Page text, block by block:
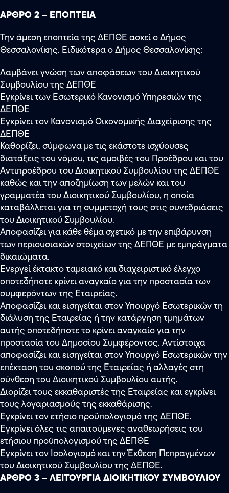
ΑΡΘΡΟ 2 – ΕΠΟΠΤΕΙΑ
Την άμεση εποπτεία της ΔΕΠΘΕ ασκεί ο Δήμος
Θεσσαλονίκης. Ειδικότερα ο Δήμος Θεσσαλονίκης:
Λαμβάνει γνώση των αποφάσεων του Διοικητικού
Συμβουλίου της ΔΕΠΘΕ
Εγκρίνει των Εσωτερικό Κανονισμό Υπηρεσιών της
ΔΕΠΘΕ
Εγκρίνει τον Κανονισμό Οικονομικής Διαχείρισης της
ΔΕΠΘΕ
Καθορίζει, σύμφωνα με τις εκάστοτε ισχύουσες
διατάξεις του νόμου, τις αμοιβές του Προέδρου και του
Αντιπροέδρου του Διοικητικού Συμβουλίου της ΔΕΠΘΕ
καθώς και την αποζημίωση των μελών και του
γραμματέα του Διοικητικού Συμβουλίου, η οποία
καταβάλλεται για τη συμμετοχή τους στις συνεδριάσεις
του Διοικητικού Συμβουλίου.
Αποφασίζει για κάθε θέμα σχετικό με την επιβάρυνση
των περιουσιακών στοιχείων της ΔΕΠΘΕ με εμπράγματα
δικαιώματα.
Ενεργεί έκτακτο ταμειακό και διαχειριστικό έλεγχο
οποτεδήποτε κρίνει αναγκαίο για την προστασία των
συμφερόντων της Εταιρείας.
Αποφασίζει και εισηγείται στον Υπουργό Εσωτερικών τη
διάλυση της Εταιρείας ή την κατάργηση τμημάτων
αυτής οποτεδήποτε το κρίνει αναγκαίο για την
προστασία του Δημοσίου Συμφέροντος. Αντίστοιχα
αποφασίζει και εισηγείται στον Υπουργό Εσωτερικών την
επέκταση του σκοπού της Εταιρείας ή αλλαγές στη
σύνθεση του Διοικητικού Συμβουλίου αυτής.
Διορίζει τους εκκαθαριστές της Εταιρείας και εγκρίνει
τους λογαριασμούς της εκκαθάρισης.
Εγκρίνει τον ετήσιο προϋπολογισμό της ΔΕΠΘΕ.
Εγκρίνει όλες τις απαιτούμενες αναθεωρήσεις του
ετήσιου προϋπολογισμού της ΔΕΠΘΕ
Εγκρίνει τον Ισολογισμό και την Έκθεση Πεπραγμένων
του Διοικητικού Συμβουλίου της ΔΕΠΘΕ.
ΑΡΘΡΟ 3 – ΛΕΙΤΟΥΡΓΙΑ ΔΙΟΙΚΗΤΙΚΟΥ ΣΥΜΒΟΥΛΙΟΥ